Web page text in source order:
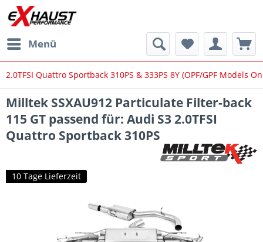
Menü
2.0TFSI Quattro Sportback 310PS & 333PS 8Y (OPF/GPF Models
Milltek SSXAU912 Particulate Filter-back
115 GT passend für: Audi S3 2.0TFSI
Quattro Sportback 310PS
10 Tage Lieferzeit